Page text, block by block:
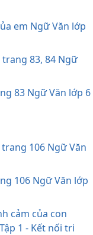
em Ngữ Văn lớp
83, 84 Ngữ
83 Ngữ Văn lớp 6
106 Ngữ Văn
106 Ngữ Văn lớp
cảm của con
1 - Kết nối tri